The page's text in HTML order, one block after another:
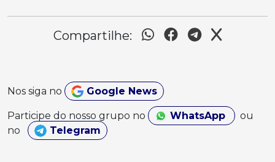
Compartilhe:
Nos siga no Google News
Participe do nosso grupo no WhatsApp
ou
no
Telegram